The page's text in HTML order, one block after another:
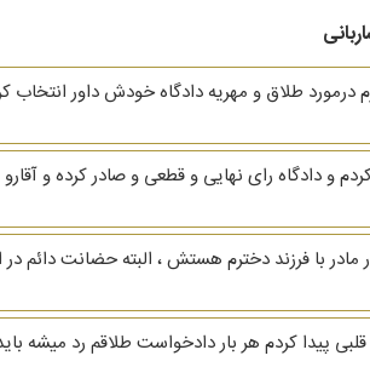
طلاق و مهریه دادگاه خودش داور
با فرزند دخترم هستش ، البته حضانت دائم